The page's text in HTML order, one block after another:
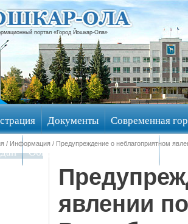
портал «Город Йошкар-Ола»
Документы Современная
Общественные обсуждения
/ Информация / Предупреждение о неблагоприятном
явлении